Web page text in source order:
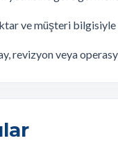
ve müşteri bilgisiyle
revizyon veya